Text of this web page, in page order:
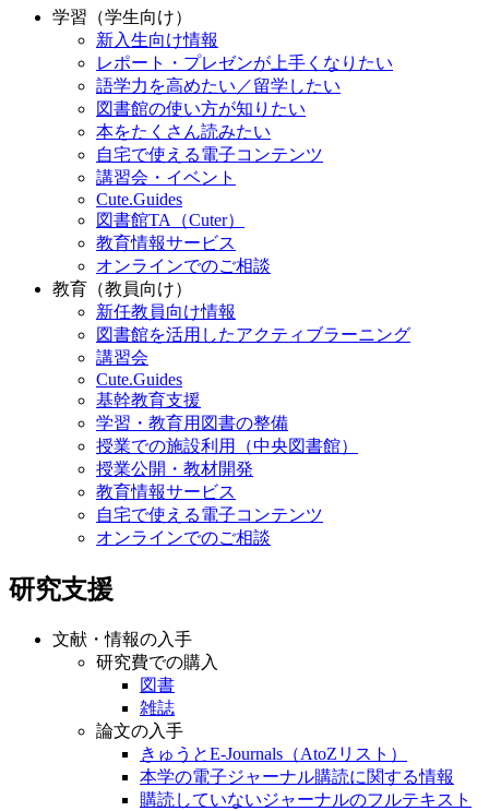
学習（学生向け）
新入生向け情報
レポート・プレゼンが上手くなりたい
語学力を高めたい／留学したい
図書館の使い方が知りたい
本をたくさん読みたい
自宅で使える電子コンテンツ
講習会・イベント
Cute.Guides
図書館TA（Cuter）
教育情報サービス
オンラインでのご相談
教育（教員向け）
新任教員向け情報
図書館を活用したアクティブラーニング
講習会
Cute.Guides
基幹教育支援
学習・教育用図書の整備
授業での施設利用（中央図書館）
授業公開・教材開発
教育情報サービス
自宅で使える電子コンテンツ
オンラインでのご相談
研究支援
文献・情報の入手
研究費での購入
図書
雑誌
論文の入手
きゅうとE-Journals（AtoZリスト）
本学の電子ジャーナル購読に関する情報
購読していないジャーナルのフルテキスト